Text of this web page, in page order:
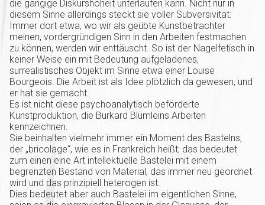
die gängige Diskurshoheit unterlaufen kann. Nicht nur in
diesem Sinne allerdings steckt sie voller Subversivität:
Immer dort etwa, wo wir als geübte Kunstbetrachter
meinen, vordergründigen Sinn in den Arbeiten festmachen
zu können, werden wir enttäuscht. So ist der Nagelfetisch in
keiner Weise ein mit Bedeutung aufgeladenes,
surrealistisches Objekt im Sinne etwa einer Louise
Bourgeois. Die Arbeit ist als Idee plötzlich da gewesen, und
er hat sie gemacht.
Es ist nicht diese psychoanalytisch beförderte
Kunstproduktion, die Burkard Blümleins Arbeiten
kennzeichnen.
Sie beinhalten vielmehr immer ein Moment des Bastelns,
der „bricolage“, wie es in Frankreich heißt; das bedeutet
zum einen eine Art intellektuelle Bastelei mit einem
begrenzten Bestand von Material, das immer neu geordnet
wird und das prinzipiell heterogen ist.
Dies bedeutet aber auch Bastelei im eigentlichen Sinne,